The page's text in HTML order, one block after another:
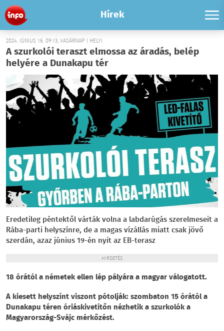
Hírek
2024. JÚNIUS 16. 09:13, VASÁRNAP | HELYI
A szurkolói teraszt elmossa az áradás, belép
helyére a Dunakapu tér
Eredetileg péntektől várták volna a labdarúgás szerelmeseit a
Rába-parti helyszínre, de a magas vízállás miatt csak jövő
szerdán, azaz június 19-én nyit az EB-terasz
HIRDETÉS
18 órától a németek ellen lép pályára a magyar válogatott.
A kiesett helyszínt viszont pótolják: szombaton 15 órától a
Dunakapu téren óriáskivetítőn nézhetik a szurkolók a
Magyarország-Svájc mérkőzést.